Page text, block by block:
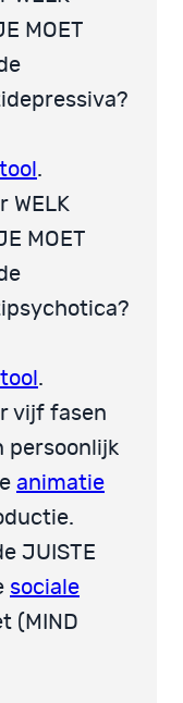
MOET
.
WELK
MOET
.
vijf fasen
persoonlijk
animatie
JUISTE
sociale
(MIND